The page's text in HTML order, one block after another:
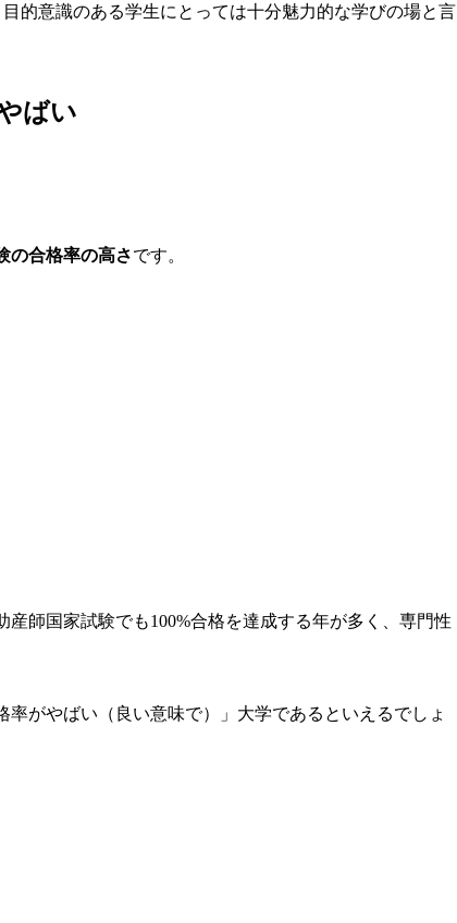
的意識のある学生にとっては十分魅力的な学びの場と言
ばい
の合格率の高さです。
師国家試験でも100%合格を達成する年が多く、専門性
率がやばい（良い意味で）」大学であるといえるでしょ